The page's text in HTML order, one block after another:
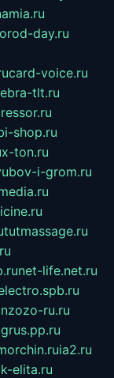
day.ru
card-voice.ru
tlt.ru
shop.ru
x-ton.ru
i-grom.ru
tutmassage.ru
net-life.net.ru
ru.ru
ia2.ru
elita.ru